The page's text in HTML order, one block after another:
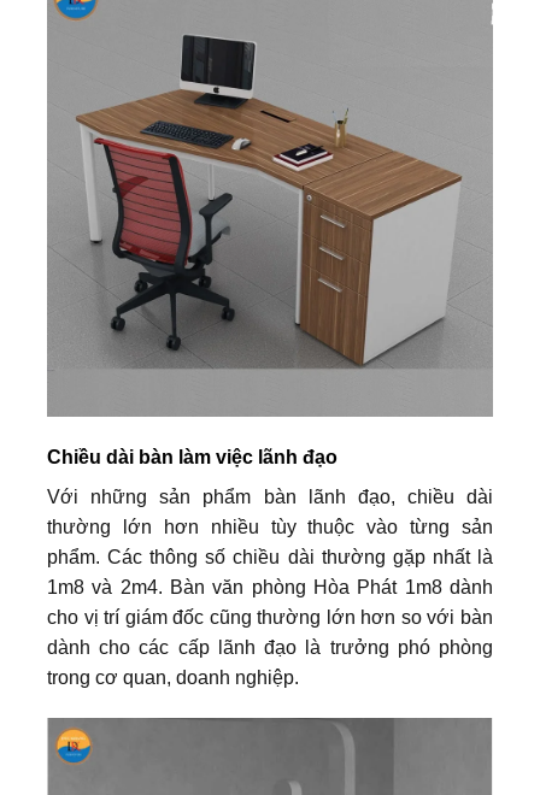
Chiều dài bàn làm việc lãnh đạo
Với những sản phẩm bàn lãnh đạo, chiều dài
thường lớn hơn nhiều tùy thuộc vào từng sản
phẩm. Các thông số chiều dài thường gặp nhất là
1m8 và 2m4. Bàn văn phòng Hòa Phát 1m8 dành
cho vị trí giám đốc cũng thường lớn hơn so với bàn
dành cho các cấp lãnh đạo là trưởng phó phòng
trong cơ quan, doanh nghiệp.